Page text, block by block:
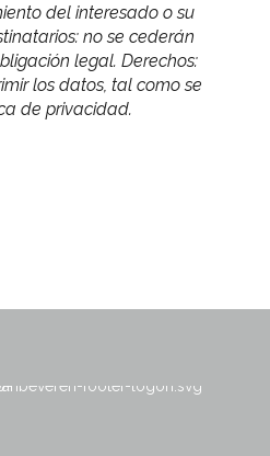
del interesado o su
no se cederán
legal. Derechos:
los datos, tal como se
de privacidad.